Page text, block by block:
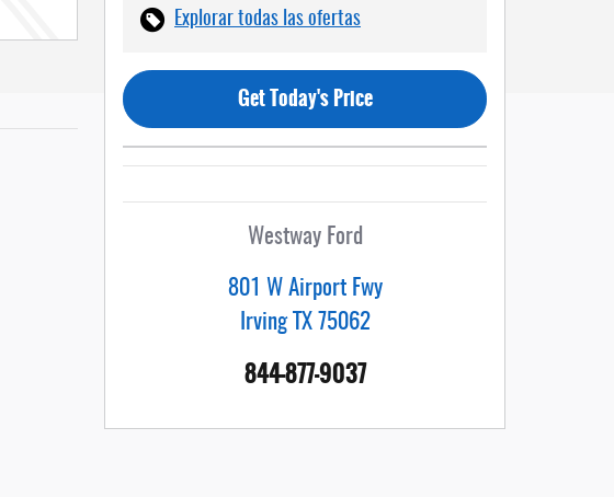
Explorar todas las ofertas
Get Today's Price
Westway Ford
801 W Airport Fwy
Irving
TX 75062
844-877-9037